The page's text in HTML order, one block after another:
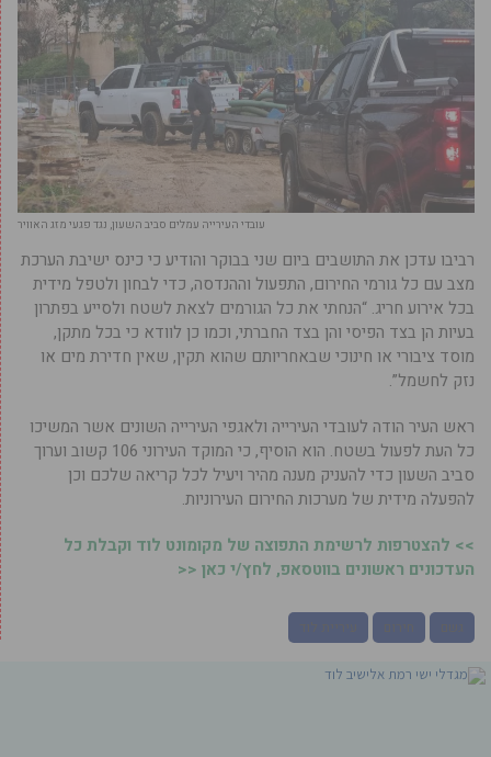
עובדי העירייה עמלים סביב השעון, נגד פגעי מזג האוויר
רביבו עדכן את התושבים ביום שני בבוקר והודיע כי כינס ישיבת הערכת
מצב עם כל גורמי החירום, התפעול וההנדסה, כדי לבחון ולטפל מידית
בכל אירוע חריג. “הנחתי את כל הגורמים לצאת לשטח ולסייע בפתרון
בעיות הן בצד הפיסי והן בצד החברתי, וכמו כן לוודא כי בכל מתקן,
מוסד ציבורי או חינוכי שבאחריותם שהוא תקין, שאין חדירת מים או
נזק לחשמל”.
ראש העיר הודה לעובדי העירייה ולאגפי העירייה השונים אשר המשיכו
כל העת לפעול בשטח. הוא הוסיף, כי המוקד העירוני 106 קשוב וערוך
סביב השעון כדי להעניק מענה מהיר ויעיל לכל קריאה שלכם וכן
להפעלה מידית של מערכות החירום העירוניות.
>> להצטרפות לרשימת התפוצה של מקומונט לוד וקבלת כל
העדכונים ראשונים בווטסאפ, לחץ/י כאן <<